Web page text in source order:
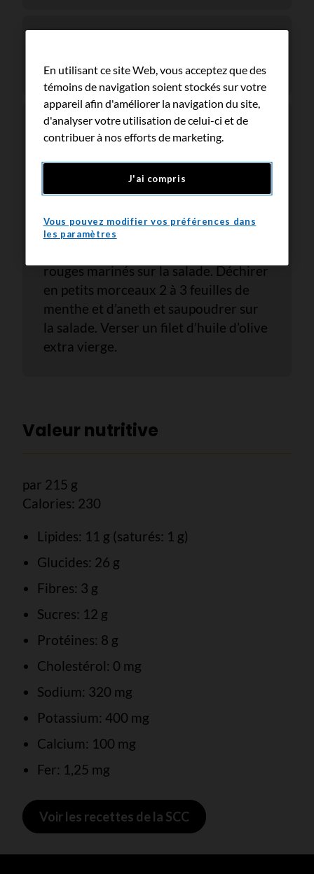
marinés
Étaler 3 à 4 c. à table de labneh sur
une assiette, avec un quart des
carottes rôties. Saupoudrer 2 à 3 c. à
table de granola sur les carottes.
rouges marinés sur la salade. Déchirer
en petits morceaux 2 à 3 feuilles de
menthe et d’aneth et saupoudrer sur
la salade. Verser un filet d’huile d’olive
extra vierge.
Valeur nutritive
par 215 g
Calories: 230
Lipides: 11 g (saturés: 1 g)
Glucides: 26 g
Fibres: 3 g
Sucres: 12 g
Protéines: 8 g
Cholestérol: 0 mg
Sodium: 320 mg
Potassium: 400 mg
Calcium: 100 mg
Fer: 1,25 mg
Voir les recettes de la SCC
En utilisant ce site Web, vous acceptez que des
témoins de navigation soient stockés sur votre
appareil afin d'améliorer la navigation du site,
d'analyser votre utilisation de celui-ci et de
contribuer à nos efforts de marketing.
J'ai compris
Vous pouvez modifier vos préférences dans
les paramètres